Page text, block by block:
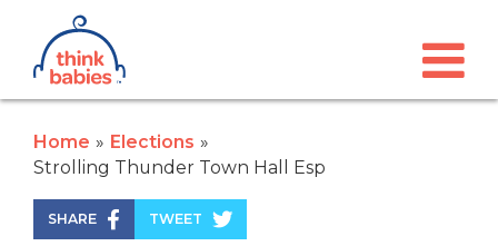
Skip to main content
Think Babies™
Home
Elections
Strolling Thunder Town Hall Esp
SHARE TWEET